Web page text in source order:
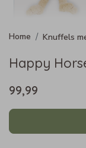
Knuffels
Happy
99,99